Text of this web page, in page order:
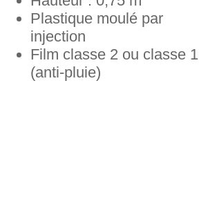
Plastique moulé par
injection
Film classe 2 ou classe 1
(anti-pluie)